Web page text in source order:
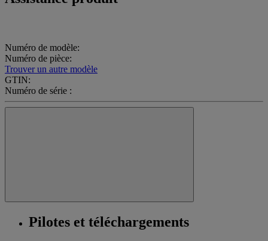
Numéro de modèle:
Numéro de pièce:
Trouver un autre modèle
GTIN:
Numéro de série :
Pilotes et téléchargements